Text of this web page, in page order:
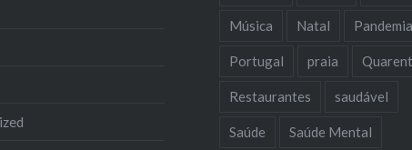
Música Natal Pandemia
Portugal praia
Restaurantes saudável
Saúde Saúde Mental